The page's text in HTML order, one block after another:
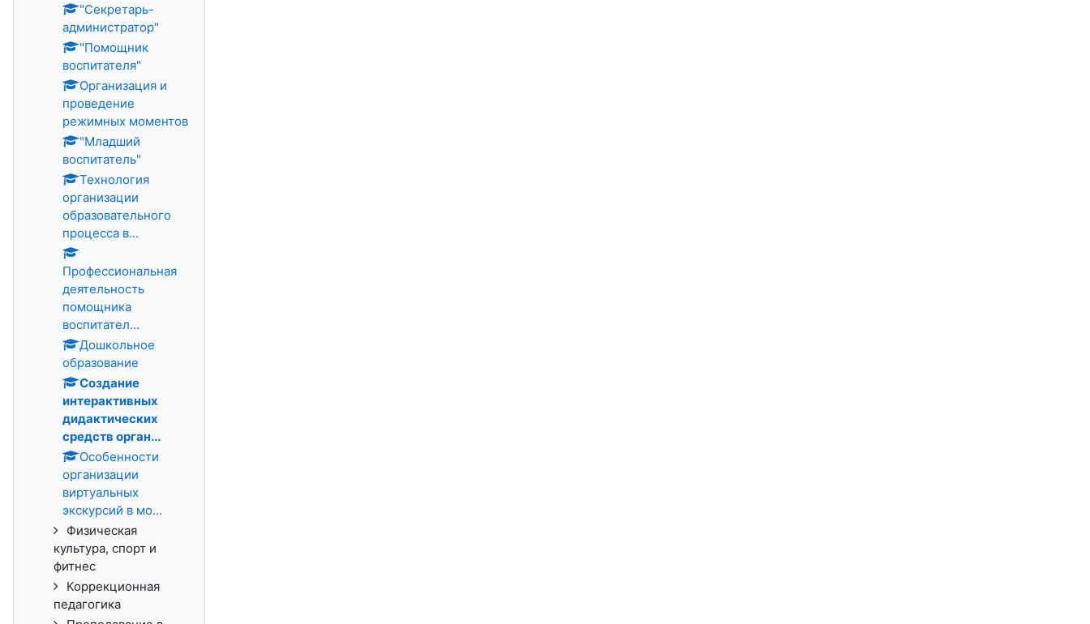
"Секретарь-
администратор"
"Помощник
воспитателя"
Организация и
проведение
режимных моментов
"Младший
воспитатель"
Технология
организации
образовательного
процесса в...
Профессиональная
деятельность
помощника
воспитател...
Дошкольное
образование
Создание
интерактивных
дидактических
средств орган...
Особенности
организации
виртуальных
экскурсий в мо...
Физическая
культура, спорт и
фитнес
Коррекционная
педагогика